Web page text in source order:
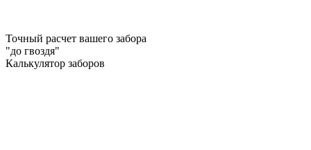
Точный расчет вашего забора
"до гвоздя"
Калькулятор заборов